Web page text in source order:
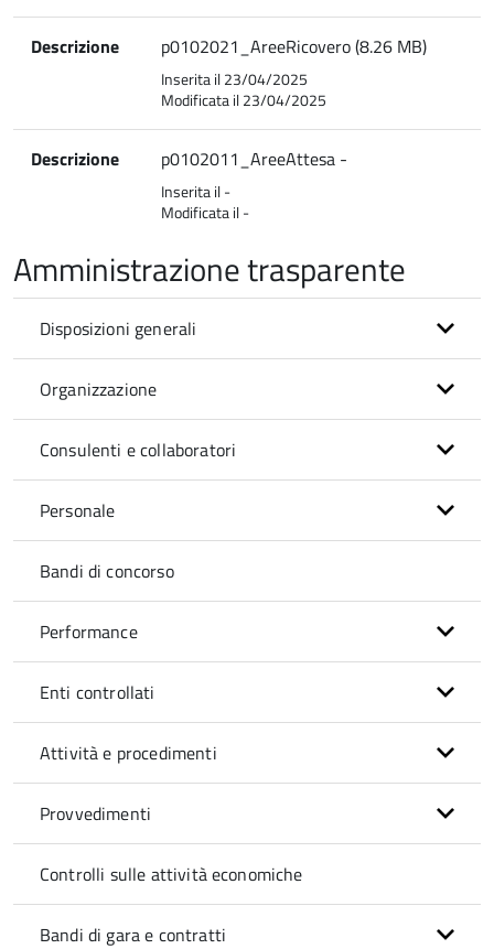
Descrizione p0102021_AreeRicovero (8.26 MB)
Inserita il 23/04/2025
Modificata il 23/04/2025
Descrizione p0102011_AreeAttesa -
Inserita il -
Modificata il -
Amministrazione trasparente
Disposizioni generali
Organizzazione
Consulenti e collaboratori
Personale
Bandi di concorso
Performance
Enti controllati
Attività e procedimenti
Provvedimenti
Controlli sulle attività economiche
Bandi di gara e contratti